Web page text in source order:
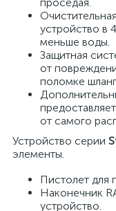
устройство в
меньше воды.
Защитная
от
поломке
от самого
Устройство серии
элементы.
Пистолет для
Наконечник
устройство.